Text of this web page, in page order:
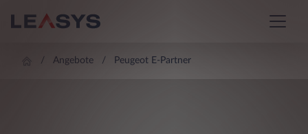
Angebote Peugeot E-Partner